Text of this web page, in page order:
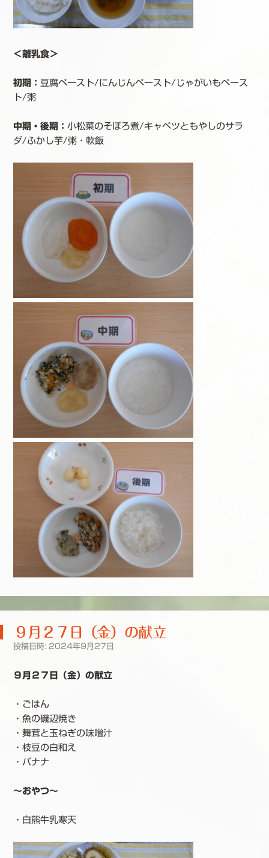
＜離乳食＞
初期： 豆腐ペースト/にんじんペースト/じゃがいもペース
ト/粥
中期・後期： 小松菜のそぼろ煮/キャベツともやしのサラ
ダ/ふかし芋/粥・軟飯
９月２７日（金）の献立
投稿日時: 2024年9月27日
９月２７日（金）の献立
・ごはん
・魚の磯辺焼き
・舞茸と玉ねぎの味噌汁
・枝豆の白和え
・バナナ
～おやつ～
・白熊牛乳寒天